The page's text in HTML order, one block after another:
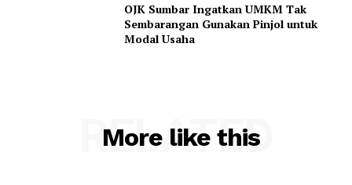
OJK Sumbar Ingatkan UMKM Tak
Sembarangan Gunakan Pinjol untuk
Modal Usaha
More like this
RELATED